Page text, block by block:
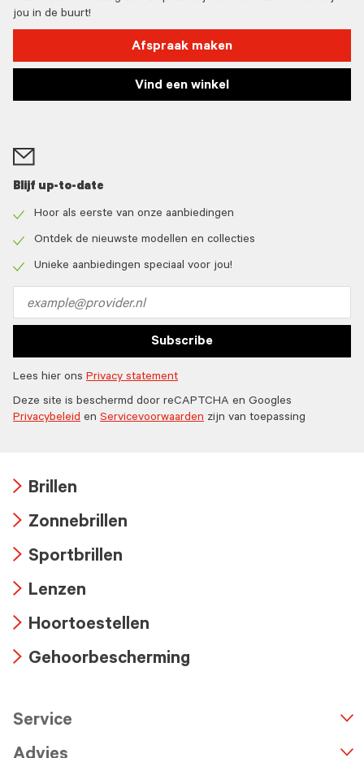
jou in de buurt!
Afspraak maken
Vind een winkel
Blijf up-to-date
icon
Hoor als eerste van onze aanbiedingen
icon
Ontdek de nieuwste modellen en collecties
Unieke aanbiedingen speciaal voor jou!
address
Subscribe
Lees hier ons Privacy statement
Deze site is beschermd door reCAPTCHA en Googles
Privacybeleid en Servicevoorwaarden zijn van toepassing
icon
Brillen
icon
Zonnebrillen
icon
Sportbrillen
icon
Lenzen
icon
Hoortoestellen
Gehoorbescherming
Service